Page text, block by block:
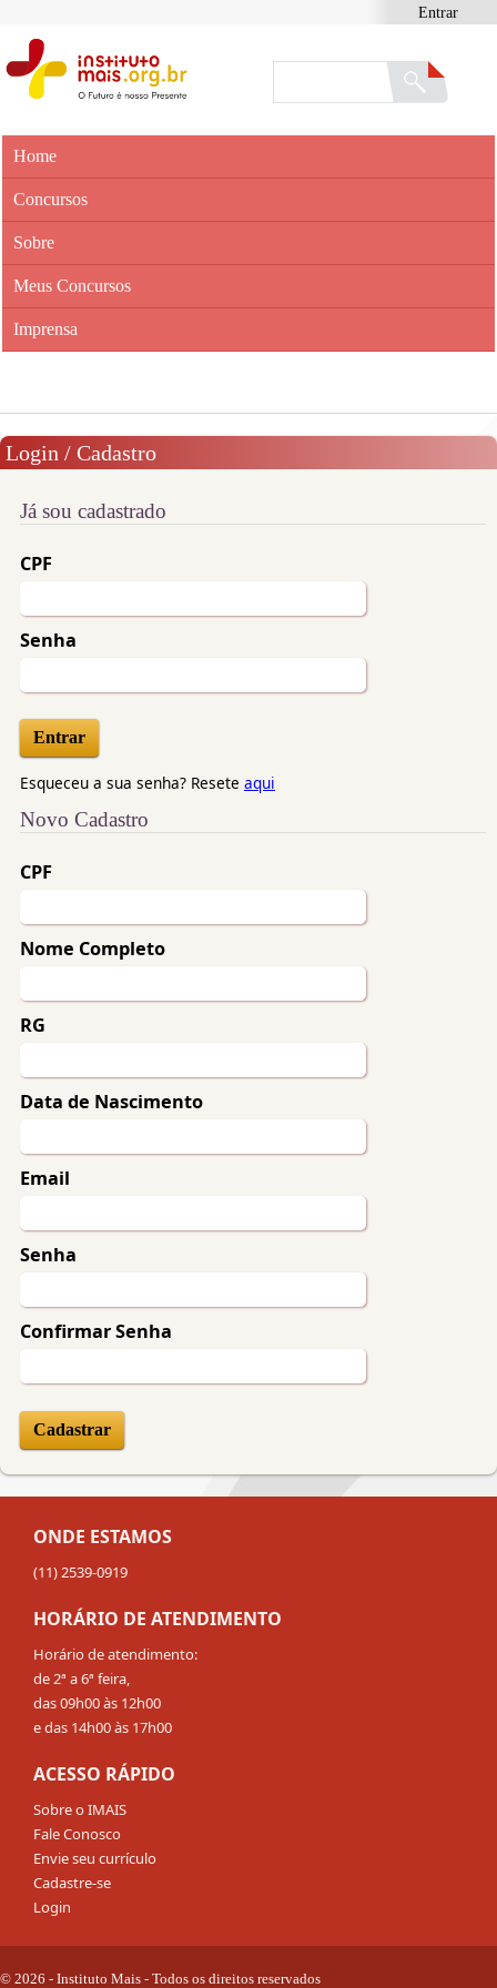
Entrar
Home
Concursos
Sobre
Meus Concursos
Imprensa
Login / Cadastro
Já sou cadastrado
CPF
Senha
Esqueceu a sua senha? Resete aqui
Novo Cadastro
CPF
Nome Completo
RG
Data de Nascimento
Email
Senha
Confirmar Senha
ONDE ESTAMOS
(11) 2539-0919
HORÁRIO DE ATENDIMENTO
Horário de atendimento:
de 2ª a 6ª feira,
das 09h00 às 12h00
e das 14h00 às 17h00
ACESSO RÁPIDO
Sobre o IMAIS
Fale Conosco
Envie seu currículo
Cadastre-se
Login
© 2026 - Instituto Mais - Todos os direitos reservados